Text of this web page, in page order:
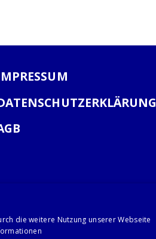
die weitere Nutzung unserer Webseite